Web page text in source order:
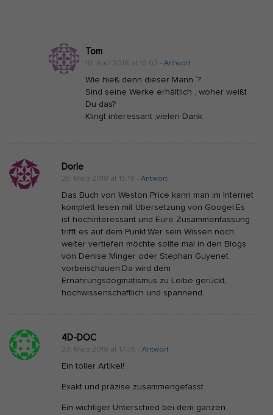
Tom
10. April 2018 at 10:02 - Antwort
Wie hieß denn dieser Mann `?
Sind seine Werke erhältlich , woher weißt
Du das?
Klingt interessant ,vielen Dank.
Dorle
25. März 2018 at 15:19 - Antwort
Das Buch von Weston Price kann man im Internet
komplett lesen mit Übersetzung von Googel.Es
ist hochinteressant und Eure Zusammenfassung
trifft es auf dem Punkt.Wer sein Wissen noch
weiter vertiefen möchte sollte mal in den Blogs
von Denise Minger oder Stephan Guyenet
vorbeischauen.Da wird dem
Ernährungsdogmatismus zu Leibe gerückt,
hochwissenschaftlich und spannend.
4D-DOC
23. März 2018 at 17:36 - Antwort
Ein toller Artikel!
Exakt und präzise zusammengefasst.
Ein wichtiger Unterschied bei dem ganzen